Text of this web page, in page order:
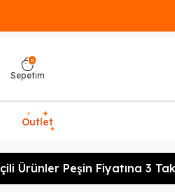
0
Sepetim
Outlet
✦ ✦
✦
Ürünler Peşin Fiyatına 3